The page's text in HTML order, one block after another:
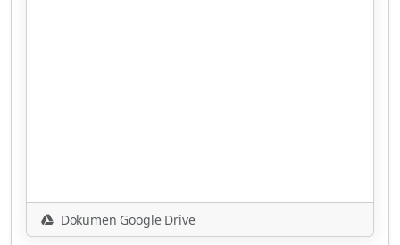
Dokumen Google Drive